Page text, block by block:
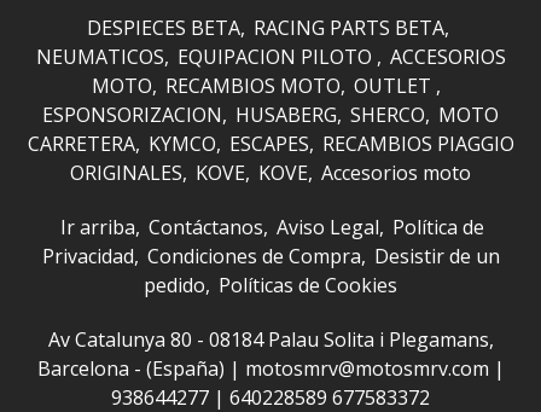
DESPIECES BETA RACING PARTS BETA
NEUMATICOS EQUIPACION PILOTO
ACCESORIOS
MOTO RECAMBIOS MOTO OUTLET
ESPONSORIZACION
HUSABERG SHERCO MOTO
CARRETERA KYMCO ESCAPES RECAMBIOS PIAGGIO
ORIGINALES KOVE KOVE Accesorios moto
Ir arriba Contáctanos Aviso Legal Política de
Privacidad Condiciones de Compra Desistir de un
pedido Políticas de Cookies
Av Catalunya 80 - 08184 Palau Solita i Plegamans,
Barcelona - (España) | motosmrv@motosmrv.com |
938644277 | 640228589 677583372